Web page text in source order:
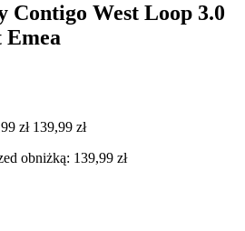
Contigo West Loop 3.0
Emea
zł 139,99 zł
obniżką: 139,99 zł